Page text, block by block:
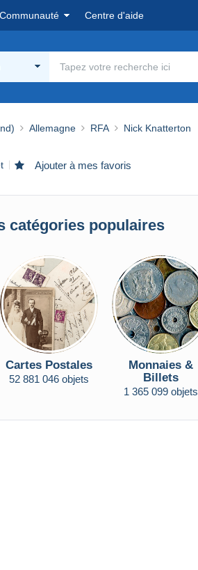
Communauté Centre d'aide
Allemagne RFA Nick Knatterton
Ajouter à mes favoris
catégories populaires
Cartes Postales
52 881 046 objets
Monnaies &
Billets
1 365 099 objets